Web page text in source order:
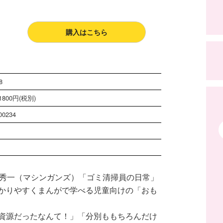
購入はこちら
円(税別)
（マシンガンズ）「ゴミ清掃員の日常」
りやすくまんがで学べる児童向けの「おも
源だったなんて！」「分別ももちろんだけ